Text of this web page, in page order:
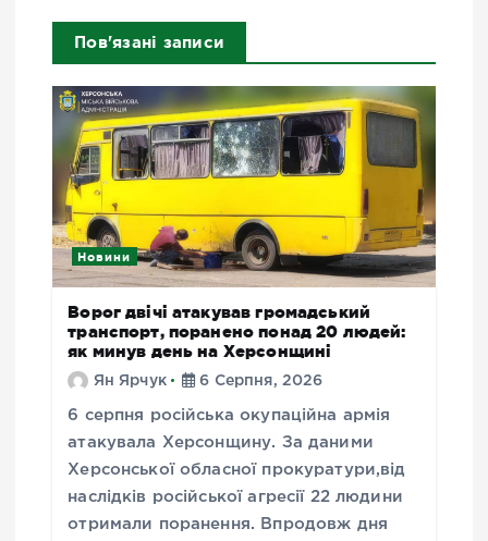
Пов'язані записи
Новини
Ворог двічі атакував громадський
транспорт, поранено понад 20 людей:
як минув день на Херсонщині
Ян Ярчук 6 Серпня, 2026
6 серпня російська окупаційна армія
атакувала Херсонщину. За даними
Херсонської обласної прокуратури,від
наслідків російської агресії 22 людини
отримали поранення. Впродовж дня